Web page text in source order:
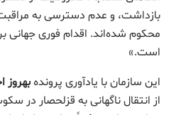
بازداشت، و عدم دسترسی به
محکوم شده‌اند. اقدام فوری جهانی
است.»
این سازمان با یادآوری پروندهبهروز
از انتقال ناگهانی به قزلحصار در